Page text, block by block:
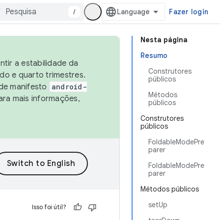
/ Fazer login
Nesta página
Resumo
Construtores
públicos
Métodos
públicos
Construtores
públicos
FoldableModePre
parer
FoldableModePre
parer
Métodos públicos
setUp
a estabilidade da
e quarto trimestres.
manifesto
android-
mais informações,
Isso foi útil?